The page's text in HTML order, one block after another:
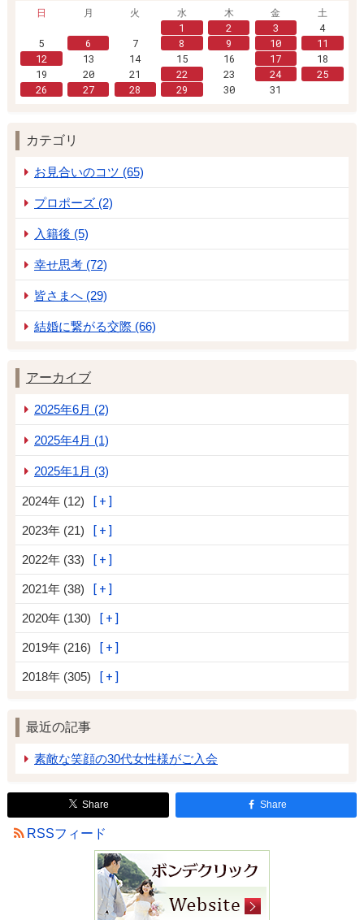
日
月 火 水 木 金
土
1
2 3
4
5
6 7 8 9 10
11
12
13 14 15 16 17
18
19
20 21 22 23 24
25
26
27 28 29 30 31
カテゴリ
お見合いのコツ (65)
プロポーズ (2)
入籍後 (5)
幸せ思考 (72)
皆さまへ (29)
結婚に繋がる交際 (66)
アーカイブ
2025年6月 (2)
2025年4月 (1)
2025年1月 (3)
2024年 (12)
2023年 (21)
2022年 (33)
2021年 (38)
2020年 (130)
2019年 (216)
2018年 (305)
最近の記事
素敵な笑顔の30代女性様がご入会
Share Share
RSSフィード